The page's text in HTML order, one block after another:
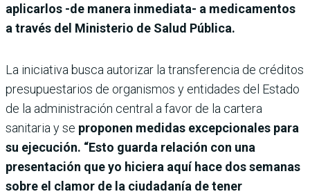
aplicarlos -de manera inmediata- a medicamentos
a través del Ministerio de Salud Pública.
La iniciativa busca autorizar la transferencia de créditos
presupuestarios de organismos y entidades del Estado
de la administración central a favor de la cartera
sanitaria y se proponen medidas excepcionales para
su ejecución. “Esto guarda relación con una
presentación que yo hiciera aquí hace dos semanas
sobre el clamor de la ciudadanía de tener